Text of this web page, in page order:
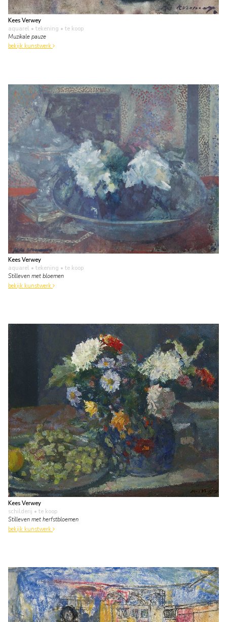
Kees Verwey
aquarel • tekening • te koop
Muzikale pauze
bekijk kunstwerk
Kees Verwey
aquarel • tekening • te koop
Stilleven met bloemen
bekijk kunstwerk
Kees Verwey
schilderij • te koop
Stilleven met herfstbloemen
bekijk kunstwerk